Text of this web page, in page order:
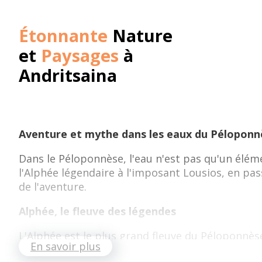
Étonnante Nature
et Paysages à
Andritsaina
Aventure et mythe dans les eaux du
Dans le Péloponnèse, l'eau n'est pas qu'un
l'Alphée légendaire à l'imposant Lousios, en
de l'aventure.
Alphée, le fleuve des légendes
L'Alphée est le plus grand fleuve du
Sicile, emportant avec elles l'amour et la
En savoir plus